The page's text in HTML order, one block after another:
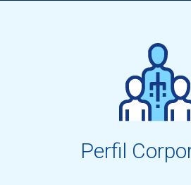
Perfil